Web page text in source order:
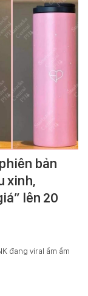
bản
xinh,
lên 20
đang viral ầm ầm